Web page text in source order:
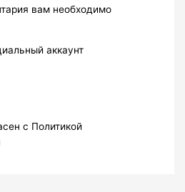
вам необходимо
аккаунт
с Политикой